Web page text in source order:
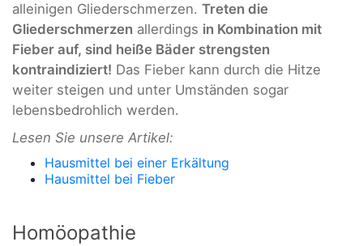
alleinigen Gliederschmerzen. Treten die
Gliederschmerzen allerdings in Kombination mit
Fieber auf, sind heiße Bäder strengsten
kontraindiziert! Das Fieber kann durch die Hitze
weiter steigen und unter Umständen sogar
lebensbedrohlich werden.
Lesen Sie unsere Artikel:
Hausmittel bei einer Erkältung
Hausmittel bei Fieber
Homöopathie